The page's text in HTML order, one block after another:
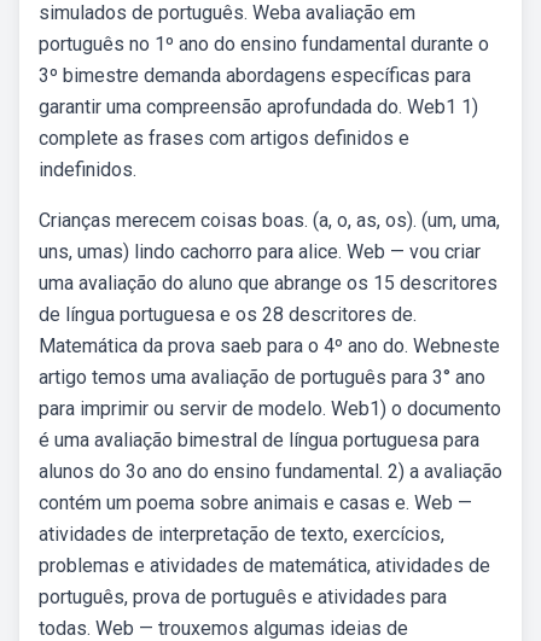
simulados de português. Weba avaliação em
português no 1º ano do ensino fundamental durante o
3º bimestre demanda abordagens específicas para
garantir uma compreensão aprofundada do. Web1 1)
complete as frases com artigos definidos e
indefinidos.
Crianças merecem coisas boas. (a, o, as, os). (um, uma,
uns, umas) lindo cachorro para alice. Web — vou criar
uma avaliação do aluno que abrange os 15 descritores
de língua portuguesa e os 28 descritores de.
Matemática da prova saeb para o 4º ano do. Webneste
artigo temos uma avaliação de português para 3° ano
para imprimir ou servir de modelo. Web1) o documento
é uma avaliação bimestral de língua portuguesa para
alunos do 3o ano do ensino fundamental. 2) a avaliação
contém um poema sobre animais e casas e. Web —
atividades de interpretação de texto, exercícios,
problemas e atividades de matemática, atividades de
português, prova de português e atividades para
todas. Web — trouxemos algumas ideias de